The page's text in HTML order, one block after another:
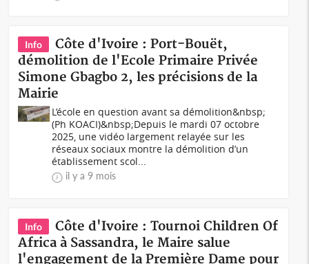
Info
Côte d'Ivoire : Port-Bouët,
démolition de l'Ecole Primaire Privée
Simone Gbagbo 2, les précisions de la
Mairie
L’école en question avant sa démolition&nbsp;
(Ph KOACI)&nbsp;Depuis le mardi 07 octobre
2025, une vidéo largement relayée sur les
réseaux sociaux montre la démolition d’un
établissement scol...
il y a 9 mois
Info
Côte d'Ivoire : Tournoi Children Of
Africa à Sassandra, le Maire salue
l'engagement de la Première Dame pour